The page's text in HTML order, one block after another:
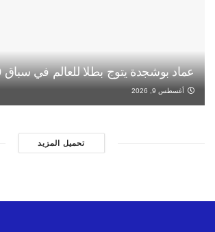
عماد بوشجدة يتوج بطلا للعالم في سباق 800 متر
أغسطس 9, 2026
تحميل المزيد